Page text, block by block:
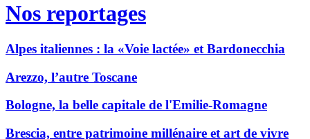
Nos reportages
Alpes italiennes : la «Voie lactée» et Bardonecchia
Arezzo, l’autre Toscane
Bologne, la belle capitale de l'Emilie-Romagne
Brescia, entre patrimoine millénaire et art de vivre